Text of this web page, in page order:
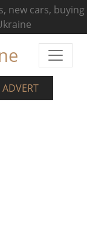
new cars, buying
ADVERT